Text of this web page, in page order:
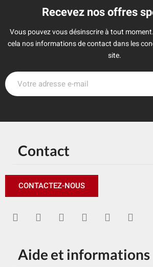
Recevez nos offres
Vous pouvez vous désinscrire à tout
cela nos informations de contact dans les
site.
Contact
CONTACTEZ-NOUS
Aide et informations